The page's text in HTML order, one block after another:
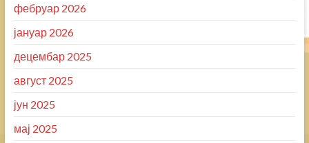
фебруар 2026
јануар 2026
децембар 2025
август 2025
јун 2025
мај 2025